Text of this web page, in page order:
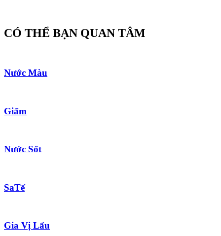
CÓ THỂ BẠN QUAN TÂM
Nước Màu
Giấm
Nước Sốt
SaTế
Gia Vị Lẩu